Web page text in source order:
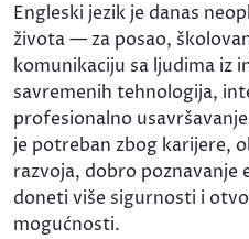
Engleski jezik je danas
života — za posao,
komunikaciju sa ljudima iz
savremenih tehnologija,
profesionalno
je potreban zbog karijere,
razvoja, dobro poznavanje
doneti više sigurnosti i
mogućnosti.